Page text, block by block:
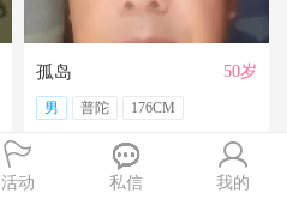
孤岛 50岁
男 普陀 176CM
活动 私信 我的